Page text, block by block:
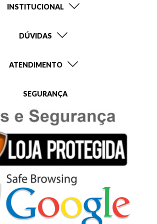
INSTITUCIONAL
DÚVIDAS
ATENDIMENTO
SEGURANÇA